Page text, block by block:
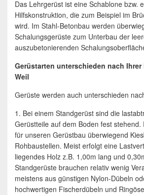
Das Lehrgerüst ist eine Schablone bzw.
Hilfskonstruktion, die zum Beispiel im
wird. Im Stahl-Betonbau werden
Schalungsgerüste zum Unterbau der
auszubetonierenden
Gerüstarten unterschieden nach
Weil
Gerüste werden auch unterschieden
1. Bei einem Standgerüst sind die
Gerüstteile auf dem Boden fest stehend.
für unseren Gerüstbau überwiegend
Rohbaustellen. Meist erfolgt eine
liegendes Holz z.B. 1,00m lang und
Standgerüste brauchen relativ wenig
meistens aus günstigen Nylon-Dübeln
hochwertigen Fischerdübeln und